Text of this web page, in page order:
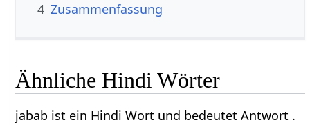
4 Zusammenfassung
Ähnliche Hindi Wörter
jabab ist ein Hindi Wort und bedeutet Antwort .